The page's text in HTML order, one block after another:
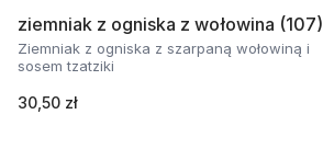
ziemniak z ogniska z wołowina (107)
Ziemniak z ogniska z szarpaną wołowiną i
sosem tzatziki
30,50 zł